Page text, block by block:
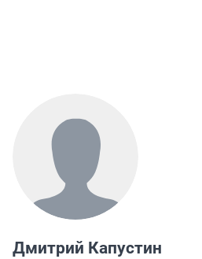
Дмитрий Капустин